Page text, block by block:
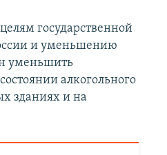
государственной
и уменьшению
уменьшить
алкогольного
зданиях и на